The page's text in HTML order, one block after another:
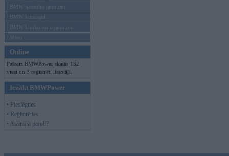
BMW pasaules jaunumi
BMW koncepti
BMW konkurentu jaunumi
Moto
Online
Pašreiz BMWPower skatās 132
viesi un 3 reģistrēti lietotāji.
Ienākt BMWPower
• Pieslēgties
• Reģistrēties
• Aizmirsi paroli?